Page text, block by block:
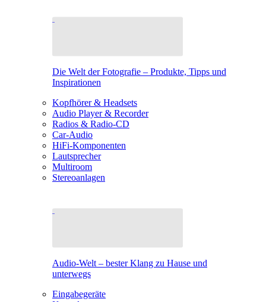
Die Welt der Fotografie – Produkte, Tipps und
Inspirationen
Kopfhörer & Headsets
Audio Player & Recorder
Radios & Radio-CD
Car-Audio
HiFi-Komponenten
Lautsprecher
Multiroom
Stereoanlagen
Audio-Welt – bester Klang zu Hause und
unterwegs
Eingabegeräte